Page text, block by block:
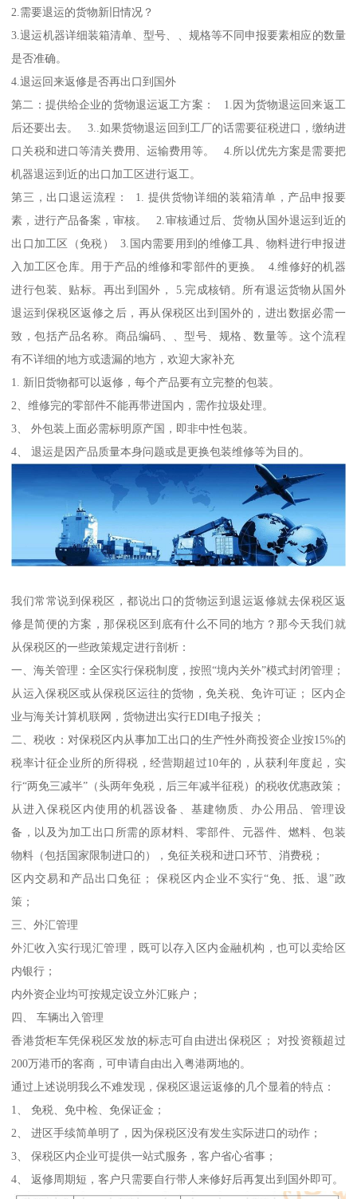
2.需要退运的货物新旧情况？
3.退运机器详细装箱清单、型号、、规格等不同申报要素相应的数量
是否准确。
4.退运回来返修是否再出口到国外
第二：提供给企业的货物退运返工方案： 1.因为货物退运回来返工
后还要出去。 3..如果货物退运回到工厂的话需要征税进口，缴纳进
口关税和进口等清关费用、运输费用等。 4.所以优先方案是需要把
机器退运到近的出口加工区进行返工。
第三，出口退运流程： 1. 提供货物详细的装箱清单，产品申报要
素，进行产品备案，审核。 2.审核通过后、货物从国外退运到近的
出口加工区（免税） 3.国内需要用到的维修工具、物料进行申报进
入加工区仓库。用于产品的维修和零部件的更换。 4.维修好的机器
进行包装、贴标。再出到国外， 5.完成核销。所有退运货物从国外
退运到保税区返修之后，再从保税区出到国外的，进出数据必需一
致，包括产品名称。商品编码、、型号、规格、数量等。这个流程
有不详细的地方或遗漏的地方，欢迎大家补充
1. 新旧货物都可以返修，每个产品要有立完整的包装。
2、维修完的零部件不能再带进国内，需作拉圾处理。
3、 外包装上面必需标明原产国，即非中性包装。
4、 退运是因产品质量本身问题或是更换包装维修等为目的。
我们常常说到保税区，都说出口的货物运到退运返修就去保税区返
修是简便的方案，那保税区到底有什么不同的地方？那今天我们就
从保税区的一些政策规定进行剖析：
一、海关管理：全区实行保税制度，按照“境内关外”模式封闭管理；
从运入保税区或从保税区运往的货物，免关税、免许可证； 区内企
业与海关计算机联网，货物进出实行EDI电子报关；
二、税收：对保税区内从事加工出口的生产性外商投资企业按15%的
税率计征企业所的所得税，经营期超过10年的，从获利年度起，实
行“两免三减半”（头两年免税，后三年减半征税）的税收优惠政策；
从进入保税区内使用的机器设备、基建物质、办公用品、管理设
备，以及为加工出口所需的原材料、零部件、元器件、燃料、包装
物料（包括国家限制进口的），免征关税和进口环节、消费税；
区内交易和产品出口免征； 保税区内企业不实行“免、抵、退”政
策；
三、外汇管理
外汇收入实行现汇管理，既可以存入区内金融机构，也可以卖给区
内银行；
内外资企业均可按规定设立外汇账户；
四、 车辆出入管理
香港货柜车凭保税区发放的标志可自由进出保税区； 对投资额超过
200万港币的客商，可申请自由出入粤港两地的。
通过上述说明我么不难发现，保税区退运返修的几个显着的特点：
1、 免税、免中检、免保证金；
2、 进区手续简单明了，因为保税区没有发生实际进口的动作；
3、 保税区内企业可提供一站式服务，客户省心省事；
4、 返修周期短，客户只需要自行带人来修好后再复出到国外即可。